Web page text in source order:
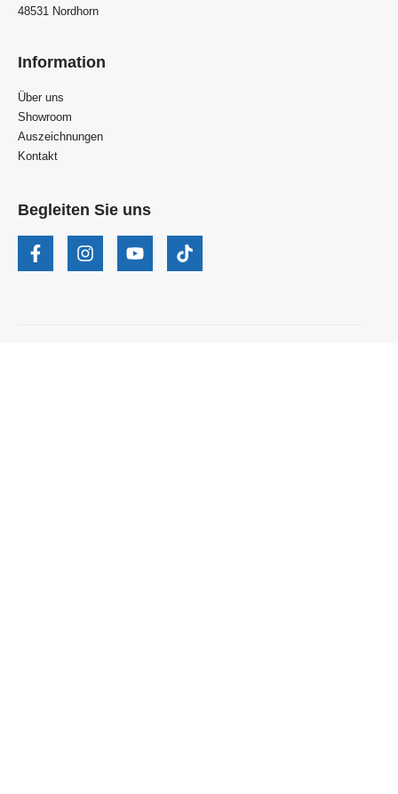
48531 Nordhorn
Information
Über uns
Showroom
Auszeichnungen
Kontakt
Begleiten Sie uns